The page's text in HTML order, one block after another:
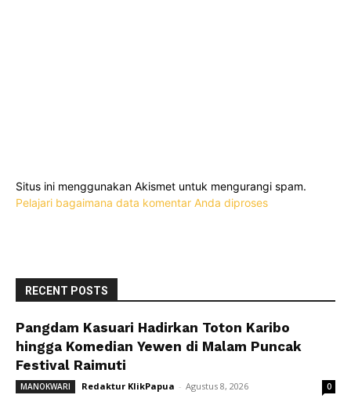
Situs ini menggunakan Akismet untuk mengurangi spam.
Pelajari bagaimana data komentar Anda diproses
RECENT POSTS
Pangdam Kasuari Hadirkan Toton Karibo
hingga Komedian Yewen di Malam Puncak
Festival Raimuti
MANOKWARI Redaktur KlikPapua - Agustus 8, 2026 0